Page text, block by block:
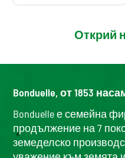
Открий
Bonduelle, от 1853
Bonduelle е семейна
продължение на 7
земеделско